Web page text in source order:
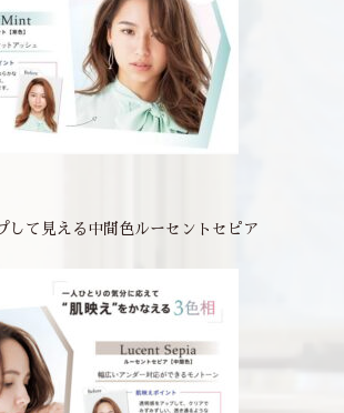
して見える中間色ルーセントセピア